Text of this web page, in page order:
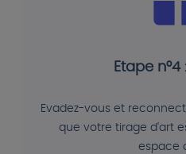
Etape
Evadez-vous et
que votre tirage d'art
espace